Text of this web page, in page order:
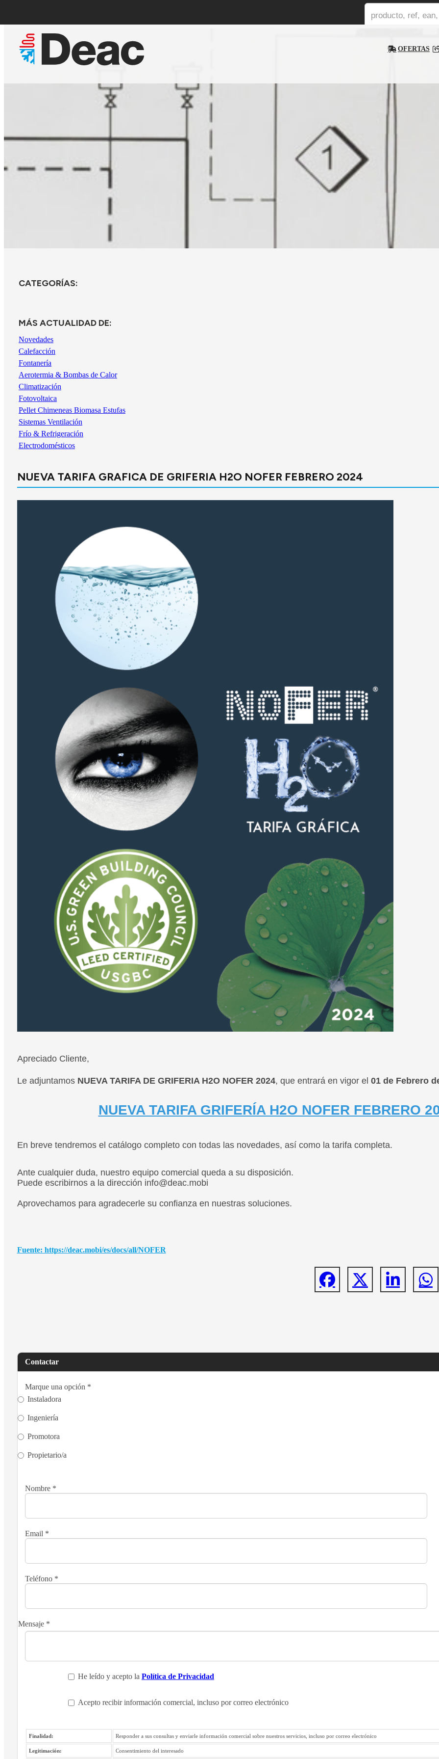
OFERTAS
CATEGORÍAS:
MÁS ACTUALIDAD DE:
Novedades
Calefacción
Fontanería
Aerotermia & Bombas de Calor
Climatización
Fotovoltaica
Pellet Chimeneas Biomasa Estufas
Sistemas Ventilación
Frío & Refrigeración
Electrodomésticos
NUEVA TARIFA GRAFICA DE GRIFERIA H2O NOFER FEBRERO 2024
Apreciado Cliente,
Le adjuntamos NUEVA TARIFA DE GRIFERIA H2O NOFER 2024, que entrará en vigor el 01 de Febrero
NUEVA TARIFA GRIFERÍA H2O NOFER FEBRERO
En breve tendremos el catálogo completo con todas las novedades, así como la tarifa completa.
Ante cualquier duda, nuestro equipo comercial queda a su disposición.
Puede escribirnos a la dirección info@deac.mobi
Aprovechamos para agradecerle su confianza en nuestras soluciones.
Fuente: https://deac.mobi/es/docs/all/NOFER
Contactar
Marque una opción *
Instaladora
Ingeniería
Promotora
Propietario/a
Nombre *
Email *
Teléfono *
Mensaje *
He leído y acepto la Política de Privacidad
Acepto recibir información comercial, incluso por correo electrónico
Finalidad: Responder a sus consultas y enviarle información comercial sobre nuestros servicios, incluso por correo electrónico
Legitimación: Consentimiento del interesado